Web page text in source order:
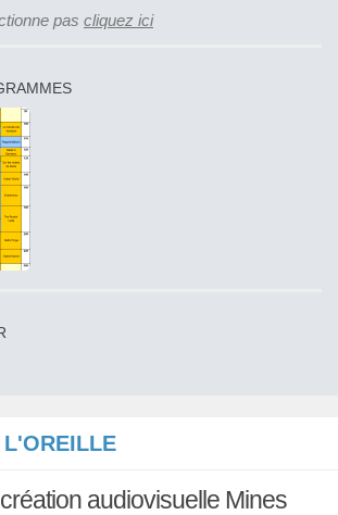
audiovisuelle Mines
pas cliquez ici